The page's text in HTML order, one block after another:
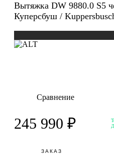
Вытяжка DW 9880.0 S5
Куперсбуш /
Сравнение
245 990 ₽
ЗАКАЗ